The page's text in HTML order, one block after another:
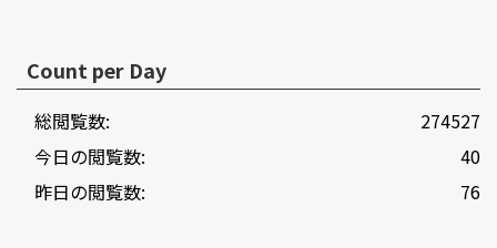
Count per Day
274527
総閲覧数:
40
今日の閲覧数:
76
昨日の閲覧数: